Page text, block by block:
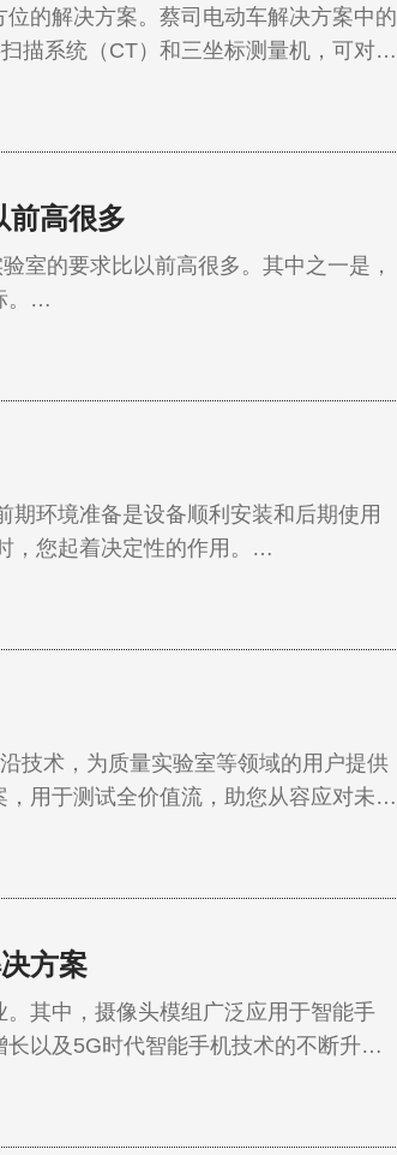
的解决方案。蔡司电动车解决方案中的
描系统（CT）和三坐标测量机，可对电
前高很多
室的要求比以前高很多。其中之一是，
。…
环境准备是设备顺利安装和后期使用
，您起着决定性的作用。…
技术，为质量实验室等领域的用户提供
用于测试全价值流，助您从容应对未来
方案
其中，摄像头模组广泛应用于智能手
以及5G时代智能手机技术的不断升